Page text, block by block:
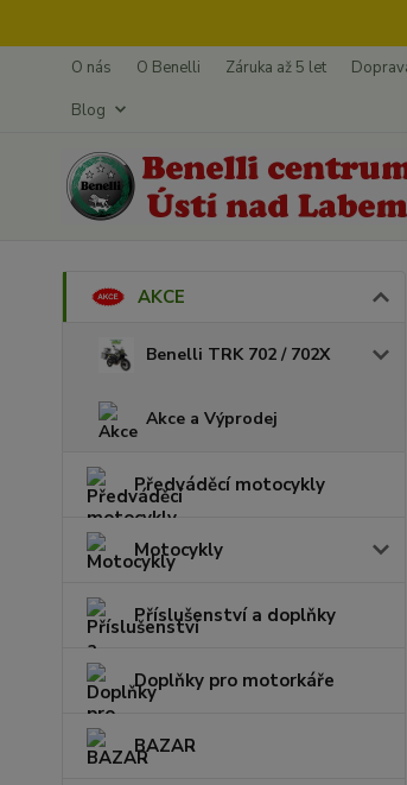
O nás O Benelli Záruka až 5 let
Blog
AKCE
Benelli TRK 702 / 702X
Akce a Výprodej
Předváděcí motocykly
Motocykly
Příslušenství a doplňky
Doplňky pro motorkáře
BAZAR